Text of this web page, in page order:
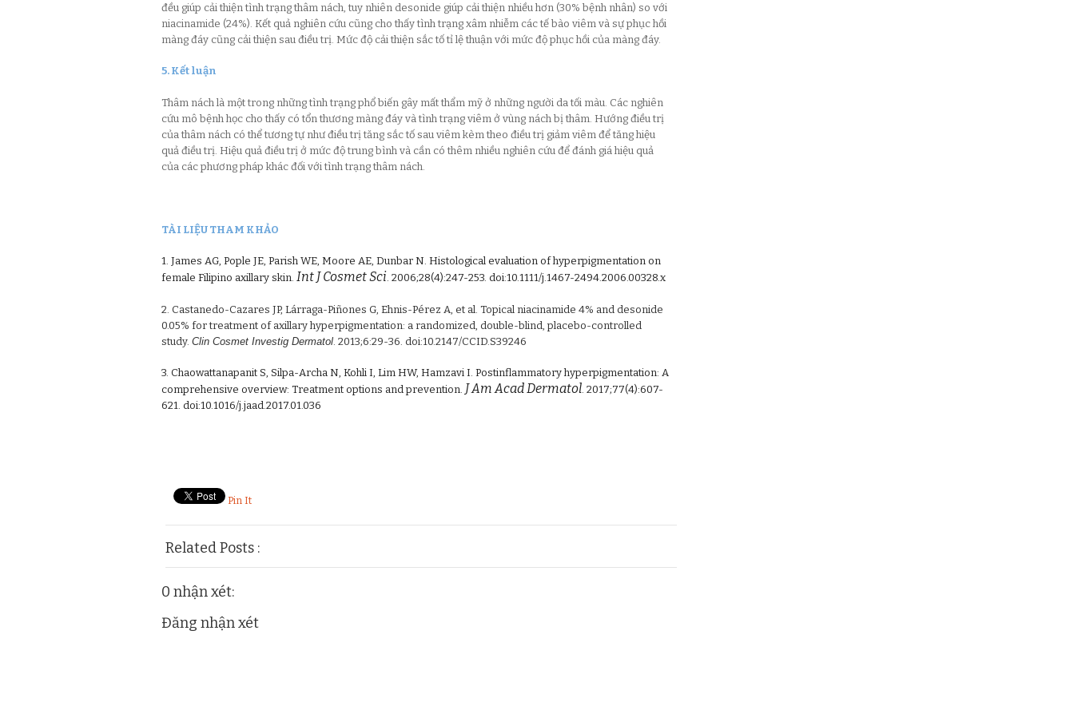
đều giúp cải thiện tình trạng thâm nách, tuy nhiên desonide giúp cải thiện nhiều hơn (30% bệnh nhân) so với
niacinamide (24%). Kết quả nghiên cứu cũng cho thấy tình trạng xâm nhiễm các tế bào viêm và sự phục hồi
màng đáy cũng cải thiện sau điều trị. Mức độ cải thiện sắc tố tỉ lệ thuận với mức độ phục hồi của màng đáy.
5. Kết luận
Thâm nách là một trong những tình trạng phổ biến gây mất thẩm mỹ ở những người da tối màu. Các nghiên
cứu mô bệnh học cho thấy có tổn thương màng đáy và tình trạng viêm ở vùng nách bị thâm. Hướng điều trị
của thâm nách có thể tương tự như điều trị tăng sắc tố sau viêm kèm theo điều trị giảm viêm để tăng hiệu
quả điều trị. Hiệu quả điều trị ở mức độ trung bình và cần có thêm nhiều nghiên cứu để đánh giá hiệu quả
của các phương pháp khác đối với tình trạng thâm nách.
TÀI LIỆU THAM KHẢO
1. James AG, Pople JE, Parish WE, Moore AE, Dunbar N. Histological evaluation of hyperpigmentation on
female Filipino axillary skin. Int J Cosmet Sci. 2006;28(4):247-253. doi:10.1111/j.1467-2494.2006.00328.x
2. Castanedo-Cazares JP, Lárraga-Piñones G, Ehnis-Pérez A, et al. Topical niacinamide 4% and desonide
0.05% for treatment of axillary hyperpigmentation: a randomized, double-blind, placebo-controlled
study. Clin Cosmet Investig Dermatol . 2013;6:29-36. doi:10.2147/CCID.S39246
3. Chaowattanapanit S, Silpa-Archa N, Kohli I, Lim HW, Hamzavi I. Postinflammatory hyperpigmentation: A
comprehensive overview: Treatment options and prevention. J Am Acad Dermatol. 2017;77(4):607-
621. doi:10.1016/j.jaad.2017.01.036
Pin It
Related Posts :
0 nhận xét:
Đăng nhận xét